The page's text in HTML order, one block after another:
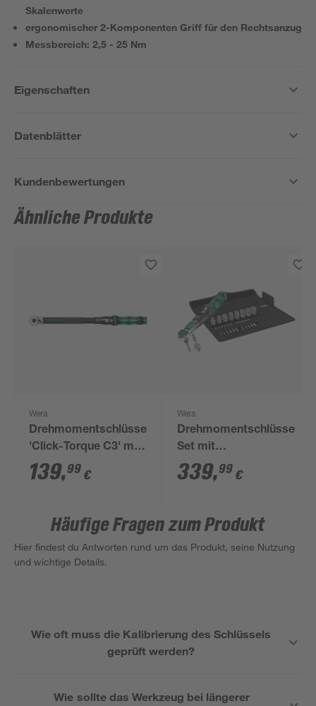
Skalenwerte
ergonomischer 2-Komponenten Griff für den Rechtsanzug
Messbereich: 2,5 - 25 Nm
Eigenschaften
Datenblätter
Kundenbewertungen
Ähnliche Produkte
Wera
Drehmomentschlüssel
'Click-Torque C3' mit
Umschaltknarre 1/2"
139,99 €
Wera
Drehmomentschlüssel-
Set mit
Umschaltknarre
'Safe-Torque A 2' 1/4",
339,99 €
Häufige Fragen zum Produkt
Hier findest du Antworten rund um das Produkt, seine Nutzung
und wichtige Details.
Wie oft muss die Kalibrierung des Schlüssels
geprüft werden?
Wie sollte das Werkzeug bei längerer